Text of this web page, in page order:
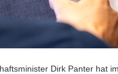
Dirk Panter hat